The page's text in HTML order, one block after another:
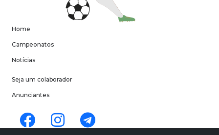
Home
Campeonatos
Notícias
Seja um colaborador
Anunciantes